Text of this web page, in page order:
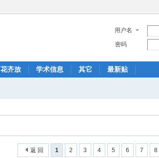
用户名
密码
齐放 学术信息 其它 最新贴
1 2 3 4 5 6 7 8
返 回